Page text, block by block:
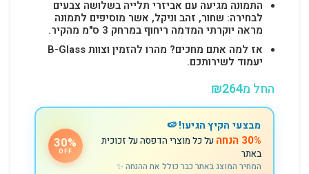
התמונה מגיעה עם אביזרי תלייה בשלושה צבעים
לבחירה: שחור, זהב וניקל, אשר מוסיפים לתמונה
מראה יוקרתי המדמה ריחוף במרחק 3 ס"מ מהקיר.
אז למה אתם מחכים? מהרו להזמין וצוות B-Glass
יעמוד לשירותכם.
החל מ ₪264
מבצעי הקיץ הגיעו! 🍉
30% הנחה
על כל מוצרי הדפסה על זכוכית
באתר
המחיר המוצג באתר כבר כולל את ההנחה ✨
30%
OFF